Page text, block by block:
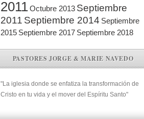
2011Octubre 2013 Septiembre
2011 Septiembre 2014 Septiembre
2015 Septiembre 2017 Septiembre 2018
PASTORES JORGE & MARIE NAVEDO
"La iglesia donde se enfatiza la transformación de
Cristo en tu vida y el mover del Espíritu Santo"